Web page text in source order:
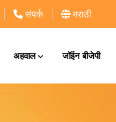
संपर्क मराठी
अहवाल जॉईन बीजेपी